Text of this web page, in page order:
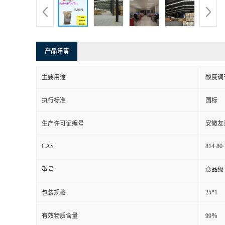
产品详请
主要用途 酸度调
执行标准 国标
生产许可证编号 安徽友
CAS 814-
型号 食品级
包装规格 25*1
有效物质含量 99％